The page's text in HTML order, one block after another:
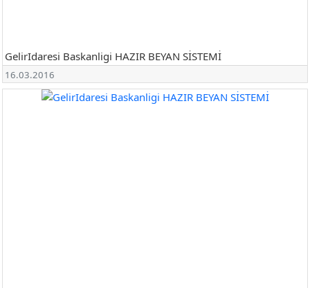
GelirIdaresi Baskanligi HAZIR BEYAN SİSTEMİ
16.03.2016